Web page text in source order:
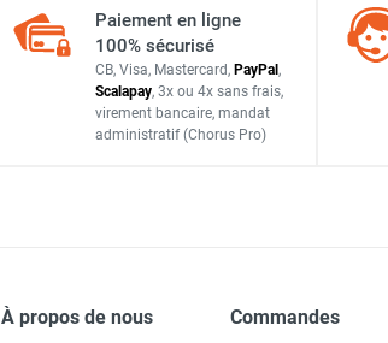
Paiement en ligne
100% sécurisé
CB, Visa, Mastercard, PayPal ,
Scalapay, 3x ou 4x sans frais,
virement bancaire, mandat
administratif (Chorus Pro)
À propos de nous Commandes